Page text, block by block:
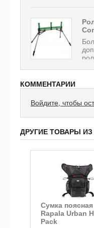
КОММЕНТАРИИ
Войдите, чтобы
ДРУГИЕ ТОВАРЫ
Сумка поясная
Rapala Urban
Pack